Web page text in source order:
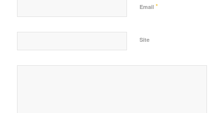
Email *
Site